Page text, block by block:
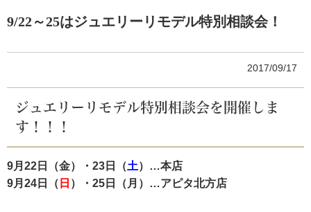
9/22～25はジュエリーリモデル特別相談会！
2017/09/17
ジュエリーリモデル特別相談会を開催しま
す！！！
9月22日（金）・23日（土）…本店
9月24日（ 日 ）・25日（月）…アピタ北方店